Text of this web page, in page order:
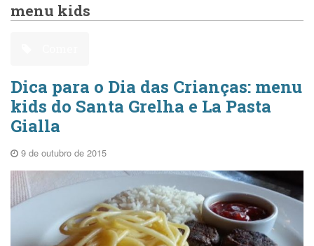
menu kids
Dica para o Dia das Crianças: menu
kids do Santa Grelha e La Pasta
Gialla
9 de outubro de 2015